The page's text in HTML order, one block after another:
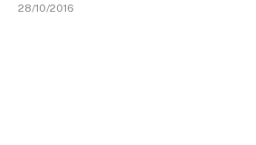
28/10/2016